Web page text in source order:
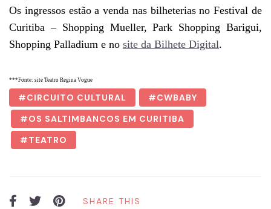
Os ingressos estão a venda nas bilheterias no Festival de
Curitiba – Shopping Mueller, Park Shopping Barigui,
Shopping Palladium e no site da Bilhete Digital.
***Fonte: site Teatro Regina Vogue
CIRCUITO CULTURAL
CWBABY
OS SALTIMBANCOS EM CURITIBA
TEATRO
SHARE THIS